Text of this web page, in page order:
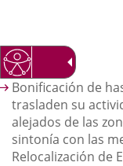
Bonificación de
trasladen su
alejados de las
sintonía con las
Relocalización de